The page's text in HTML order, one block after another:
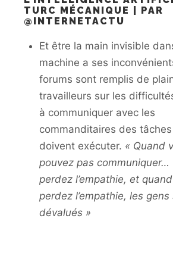
TURC MÉCANIQUE | PAR
@INTERNETACTU
Et être la main invisible
machine a ses
forums sont remplis de
travailleurs sur les
à communiquer avec les
commanditaires des tâches
doivent exécuter. « Quand
pouvez pas communiquer…
perdez l’empathie, et
perdez l’empathie, les gens
dévalués »